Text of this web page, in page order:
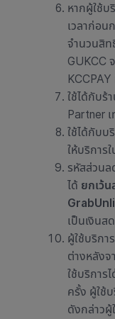
หากผู้ใช้บ
เวลาก่อน
จำนวนสิท
GUKCC
ใช้ได้กับร้
Partner
ใช้ได้กับบ
ให้บริการ
รหัสส่วนล
ได้ ยกเว้น
เป็นเงินส
ผู้ใช้บริกา
ต่างหลัง
ใช้บริการ
ครั้ง ผู้ใช้
ดังกล่าวผู้